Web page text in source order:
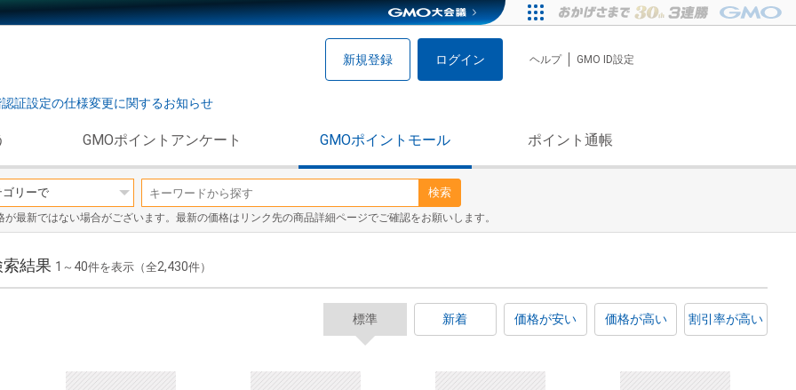
新規登録 ログイン ヘルプ GMO ID設定
証設定の仕様変更に関するお知らせ
GMOポイントアンケート GMOポイントモール ポイント通帳
検索
最新ではない場合がございます。最新の価格はリンク先の商品詳細ページでご確認をお願いします。
結果 1 ～ 40件を表示（全2,430件）
標準 新着 価格が安い 価格が高い 割引率が高い